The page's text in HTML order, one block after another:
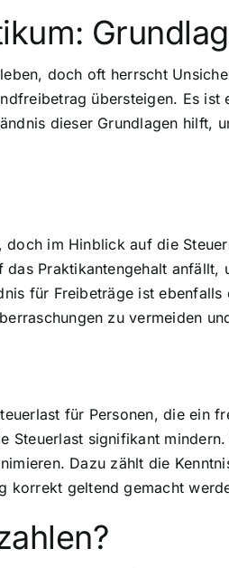
doch oft herrscht
übersteigen. Es
dieser Grundlagen hilft,
im Hinblick auf die
Praktikantengehalt
für Freibeträge ist
zu vermeiden
für Personen, die ein
Steuerlast signifikant
Dazu zählt die
korrekt geltend gemacht